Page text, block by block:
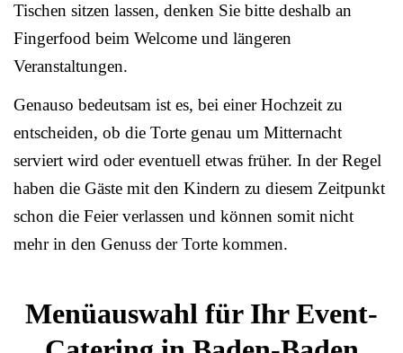
Tischen sitzen lassen, denken Sie bitte deshalb an
Fingerfood beim Welcome und längeren
Veranstaltungen.
Genauso bedeutsam ist es, bei einer Hochzeit zu
entscheiden, ob die Torte genau um Mitternacht
serviert wird oder eventuell etwas früher. In der Regel
haben die Gäste mit den Kindern zu diesem Zeitpunkt
schon die Feier verlassen und können somit nicht
mehr in den Genuss der Torte kommen.
Menüauswahl für Ihr Event-